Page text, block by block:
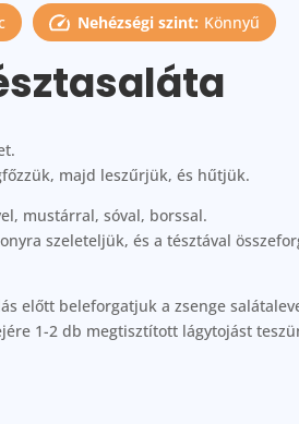
Nehézségi szint: Könnyű
majd leszűrjük, és hűtjük.
mustárral, sóval, borssal.
szeleteljük, és a tésztával
előtt beleforgatjuk a zsenge
1-2 db megtisztított lágytojást